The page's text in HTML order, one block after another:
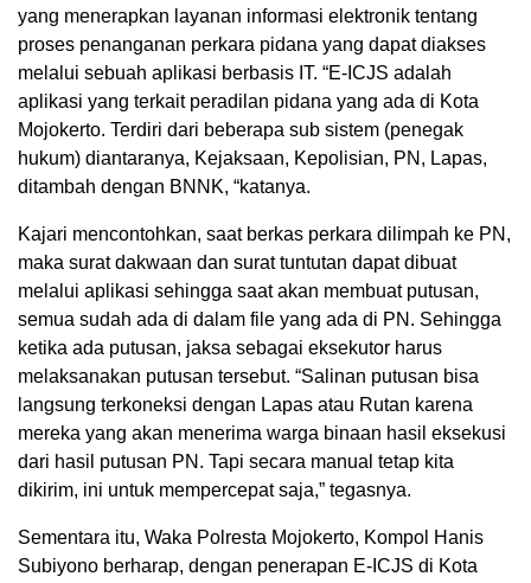
yang menerapkan layanan informasi elektronik tentang
proses penanganan perkara pidana yang dapat diakses
melalui sebuah aplikasi berbasis IT. “E-ICJS adalah
aplikasi yang terkait peradilan pidana yang ada di Kota
Mojokerto. Terdiri dari beberapa sub sistem (penegak
hukum) diantaranya, Kejaksaan, Kepolisian, PN, Lapas,
ditambah dengan BNNK, “katanya.
Kajari mencontohkan, saat berkas perkara dilimpah ke PN,
maka surat dakwaan dan surat tuntutan dapat dibuat
melalui aplikasi sehingga saat akan membuat putusan,
semua sudah ada di dalam file yang ada di PN. Sehingga
ketika ada putusan, jaksa sebagai eksekutor harus
melaksanakan putusan tersebut. “Salinan putusan bisa
langsung terkoneksi dengan Lapas atau Rutan karena
mereka yang akan menerima warga binaan hasil eksekusi
dari hasil putusan PN. Tapi secara manual tetap kita
dikirim, ini untuk mempercepat saja,” tegasnya.
Sementara itu, Waka Polresta Mojokerto, Kompol Hanis
Subiyono berharap, dengan penerapan E-ICJS di Kota